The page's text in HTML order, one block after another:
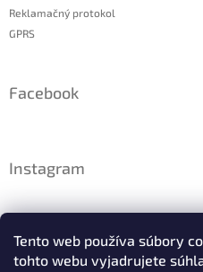
Tento web používa súbory
tohto webu vyjadrujete
Reklamačný protokol
GPRS
Facebook
Instagram